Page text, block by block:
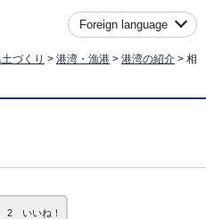
Foreign language
づくり > 港湾・漁港 > 港湾の紹介 > 相
2 いいね！